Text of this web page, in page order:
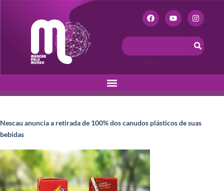
Nescau anuncia a retirada de 100% dos canudos plásticos de suas
bebidas